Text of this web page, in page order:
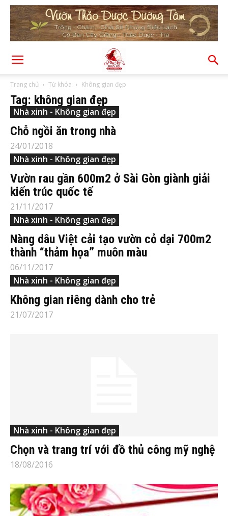
Trang chủ Từ khóa Không gian đẹp
Tag: không gian đẹp
Nhà xinh - Không gian đẹp
Chỗ ngồi ăn trong nhà
24/01/2018
Nhà xinh - Không gian đẹp
Vườn rau gần 600m2 ở Sài Gòn giành giải
kiến trúc quốc tế
21/11/2017
Nhà xinh - Không gian đẹp
Nàng dâu Việt cải tạo vườn cỏ dại 700m2
thành “thảm họa” muôn màu
06/11/2017
Nhà xinh - Không gian đẹp
Không gian riêng dành cho trẻ
21/07/2017
Nhà xinh - Không gian đẹp
Chọn và trang trí với đồ thủ công mỹ nghệ
18/08/2016